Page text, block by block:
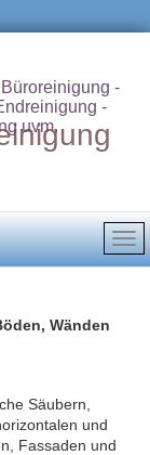
-
-
uvm.
Wänden
Säubern,
und
Fassaden und